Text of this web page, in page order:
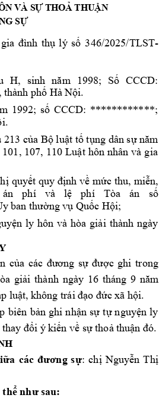
VÀ SỰ THOẢ THUẬN
SỰ
gia đình thụ lý số 346/2025/TLST-
H, sinh năm 1998; Số CCCD:
thành phố Hà Nội.
1992; số CCCD: ************;
của Bộ luật tố tụng dân sự năm
101, 107, 110 Luật hôn nhân và gia
quyết quy định về mức thu, miễn,
án phí và lệ phí Tòa án
số
ban thường vụ Quốc Hội;
ly hôn và hòa giải thành ngày
của các đương sự được ghi trong
giải thành ngày 16 tháng 9 năm
luật, không trái đạo đức xã hội.
biên bản ghi nhận sự tự nguyện ly
thay đổi ý kiến về sự thoả thuận đó.
các đương sự: chị Nguyễn Thị
thể như sau: